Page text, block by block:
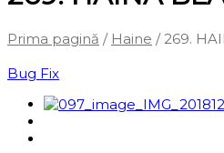
Prima pagină / Haine / 269.
Bug Fix